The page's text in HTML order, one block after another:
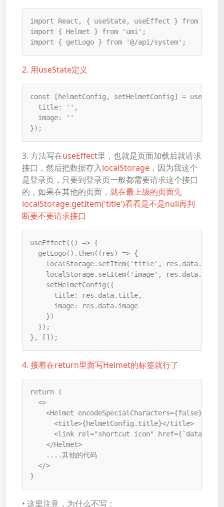
import React, { useState, useEffect } from
import { Helmet } from 'umi';
import { getLogo } from '@/api/system';
2. 用useState定义
const [helmetConfig, setHelmetConfig] =
  title: '',
  image: ''
});
3. 方法写在useEffect里，也就是页面加载后就请求
接口，然后把数据存入localStorage ，因为我这个
是登录页，只要到登录页一般都需要请求这个接口
的，如果在其他的页面， 就在最上级的页面先
localStorage.getItem('title')看看是不是null再判
断要不要请求接口
useEffect(() => {
  getLogo().then((res) => {
localStorage.setItem('title',
localStorage.setItem('image',
    setHelmetConfig({
      title: res.data.title,
      image: res.data.image
    })
  });
}, []);
4. 接着在return里面写Helmet的标签就行了
return (
  <>
    <Helmet encodeSpecialCharacters={false}>
      <title>{helmetConfig.title}</title>
<link rel="shortcut icon"
    </Helmet>
    ....其他的代码
  </>
}
• 这里注意，为什么不写：